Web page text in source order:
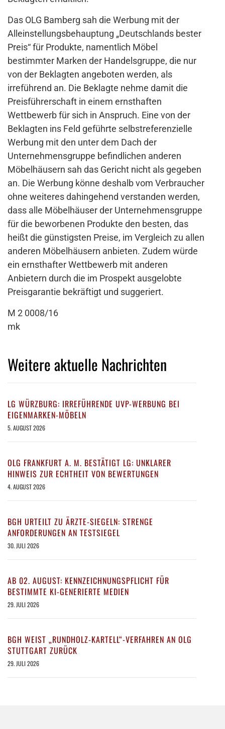
Das OLG Bamberg sah die Werbung mit der
Alleinstellungsbehauptung „Deutschlands bester
Preis“ für Produkte, namentlich Möbel
bestimmter Marken der Handelsgruppe, die nur
von der Beklagten angeboten werden, als
irreführend an. Die Beklagte nehme damit die
Preisführerschaft in einem ernsthaften
Wettbewerb für sich in Anspruch. Eine von der
Beklagten ins Feld geführte selbstreferenzielle
Werbung mit den unter dem Dach der
Unternehmensgruppe befindlichen anderen
Möbelhäusern sah das Gericht nicht als gegeben
an. Die Werbung könne deshalb vom Verbraucher
ohne weiteres dahingehend verstanden werden,
dass alle Möbelhäuser der Unternehmensgruppe
für die beworbenen Produkte den besten, das
heißt die günstigsten Preise, im Vergleich zu allen
anderen Möbelhäusern anbieten. Zudem würde
ein ernsthafter Wettbewerb mit anderen
Anbietern durch die im Prospekt ausgelobte
Preisgarantie bekräftigt und suggeriert.
M 2 0008/16
mk
Weitere aktuelle Nachrichten
LG WÜRZBURG: IRREFÜHRENDE UVP-WERBUNG BEI
EIGENMARKEN-MÖBELN
5. AUGUST 2026
OLG FRANKFURT A. M. BESTÄTIGT LG: UNKLARER
HINWEIS ZUR ECHTHEIT VON BEWERTUNGEN
4. AUGUST 2026
BGH URTEILT ZU ÄRZTE-SIEGELN: STRENGE
ANFORDERUNGEN AN TESTSIEGEL
30. JULI 2026
AB 02. AUGUST: KENNZEICHNUNGSPFLICHT FÜR
BESTIMMTE KI-GENERIERTE MEDIEN
29. JULI 2026
BGH WEIST „RUNDHOLZ-KARTELL“-VERFAHREN AN OLG
STUTTGART ZURÜCK
29. JULI 2026